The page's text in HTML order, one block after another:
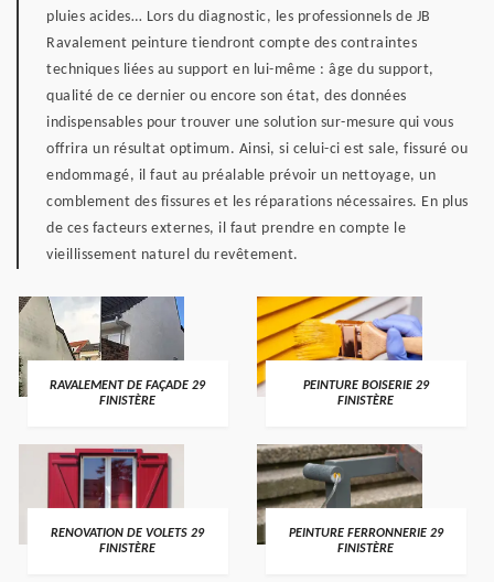
pluies acides… Lors du diagnostic, les professionnels de JB
Ravalement peinture tiendront compte des contraintes
techniques liées au support en lui-même : âge du support,
qualité de ce dernier ou encore son état, des données
indispensables pour trouver une solution sur-mesure qui vous
offrira un résultat optimum. Ainsi, si celui-ci est sale, fissuré ou
endommagé, il faut au préalable prévoir un nettoyage, un
comblement des fissures et les réparations nécessaires. En plus
de ces facteurs externes, il faut prendre en compte le
vieillissement naturel du revêtement.
RAVALEMENT DE FAÇADE 29
FINISTÈRE
PEINTURE BOISERIE 29
FINISTÈRE
RENOVATION DE VOLETS 29
FINISTÈRE
PEINTURE FERRONNERIE 29
FINISTÈRE